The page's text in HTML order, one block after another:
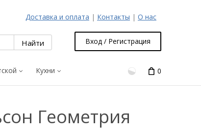
Доставка и оплата | Контакты | О нас
Вход / Регистрация
Кухни 0
Геометрия